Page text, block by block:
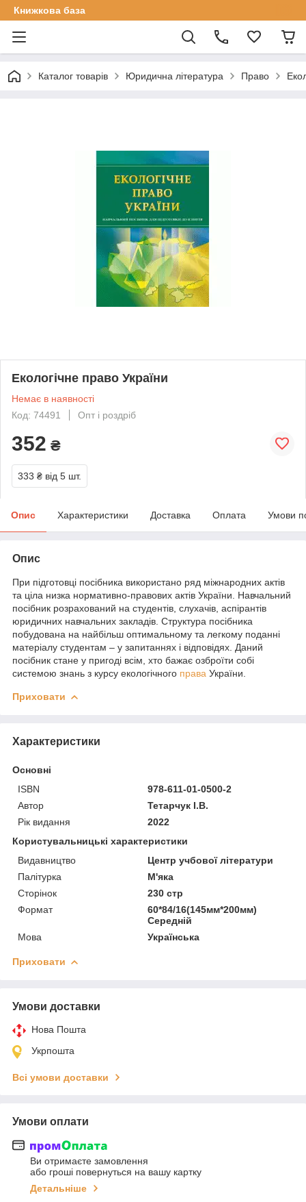
Книжкова база
Каталог товарів Юридична література Право
Екологічне право України
Немає в наявності
Код: 74491
Опт і роздріб
352 ₴
333 ₴ від 5 шт.
Опис Характеристики Доставка Оплата Умови
Опис
При підготовці посібника використано ряд міжнародних актів
та ціла низка нормативно-правових актів України. Навчальний
посібник розрахований на студентів, слухачів, аспірантів
юридичних навчальних закладів. Структура посібника
побудована на найбільш оптимальному та легкому поданні
матеріалу студентам – у запитаннях і відповідях. Даний
посібник стане у пригоді всім, хто бажає озброїти собі
системою знань з курсу екологічного права України.
Приховати
Характеристики
Основні
ISBN
978-611-01-0500-2
Автор
Тетарчук І.В.
Рік видання
2022
Користувальницькі характеристики
Видавництво
Центр учбової літератури
Палітурка
М'яка
Сторінок
230 стр
Формат
60*84/16(145мм*200мм)
Середній
Мова
Українська
Приховати
Умови доставки
Нова Пошта
Укрпошта
Всі умови доставки
Умови оплати
Ви отримаєте замовлення
або гроші повернуться на вашу картку
Детальніше